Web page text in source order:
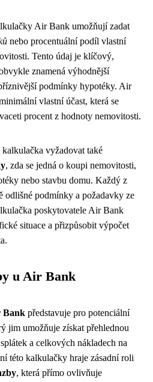
Air Bank umožňují zadat
nebo procentuální podíl vlastní
Tento údaj je klíčový,
znamená výhodnější
podmínky hypotéky. Air
vlastní účast, která se
procent z hodnoty nemovitosti.
vyžadovat také
, zda se jedná o koupi nemovitosti,
nebo stavbu domu. Každý z
odlišné podmínky a požadavky ze
poskytovatele Air Bank
situace a přizpůsobit výpočet
u Air Bank
Bank představuje pro potenciální
jim umožňuje získat přehlednou
a celkových nákladech na
této kalkulačky hraje zásadní roli
, která přímo ovlivňuje